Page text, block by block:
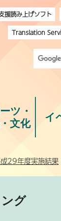
援読み上げソフト
Translation
ツ・
文化
イ
29年度実施結果
グ